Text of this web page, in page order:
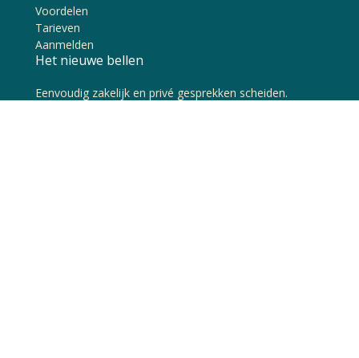
Voordelen
Tarieven
Aanmelden
Het nieuwe bellen
Eenvoudig zakelijk en privé gesprekken scheiden.